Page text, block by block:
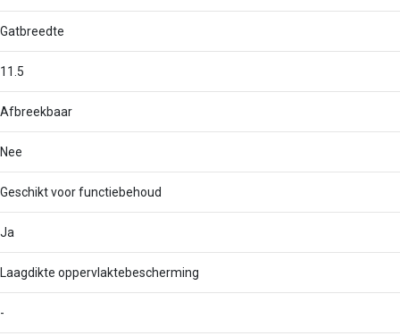
Gatbreedte
11.5
Afbreekbaar
Nee
Geschikt voor functiebehoud
Ja
Laagdikte oppervlaktebescherming
-